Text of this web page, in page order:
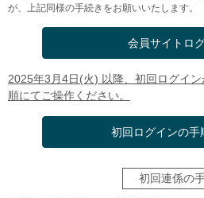
が、上記同様の手続きをお願いいたします。
会員サイトロ
2025年3月4日(火) 以降、初回ログイ
順にてご操作ください。
初回ログインの手
初回連係の